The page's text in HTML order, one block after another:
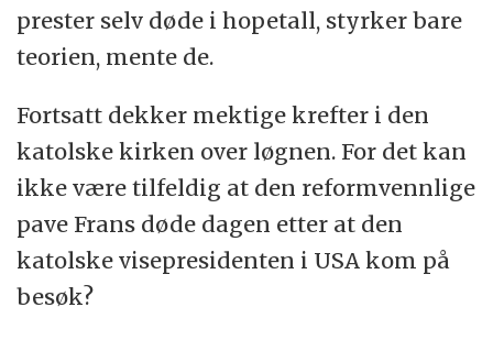
prester selv døde i hopetall, styrker bare
teorien, mente de.
Fortsatt dekker mektige krefter i den
katolske kirken over løgnen. For det kan
ikke være tilfeldig at den reformvennlige
pave Frans døde dagen etter at den
katolske visepresidenten i USA kom på
besøk?